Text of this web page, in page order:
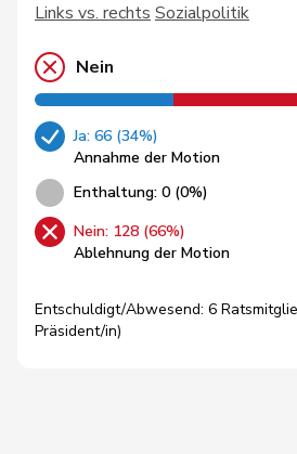
Links vs. rechts Sozialpolitik
Nein
Ja: 66 (34%)
Annahme der Motion
Enthaltung: 0 (0%)
Nein: 128 (66%)
Ablehnung der Motion
Entschuldigt/Abwesend: 6
Präsident/in)